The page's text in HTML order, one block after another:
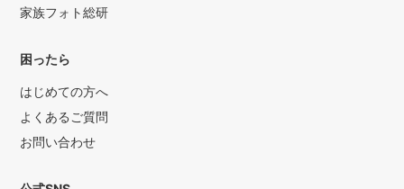
家族フォト総研
困ったら
はじめての方へ
よくあるご質問
お問い合わせ